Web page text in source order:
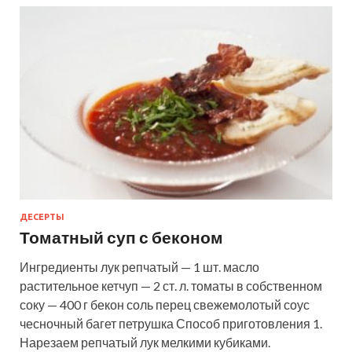
ДЕСЕРТЫ
Томатный суп с беконом
Ингредиенты лук репчатый — 1 шт. масло
растительное кетчуп — 2 ст. л. томаты в собственном
соку — 400 г бекон соль перец свежемолотый соус
чесночный багет петрушка Способ приготовления 1.
Нарезаем репчатый лук мелкими кубиками.